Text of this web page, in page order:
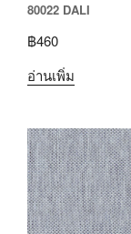
80022 DALI
฿460
อ่านเพิ่ม